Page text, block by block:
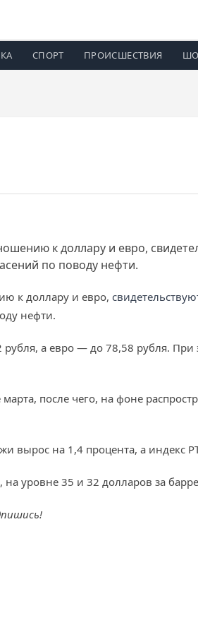
СПОРТ ПРОИСШЕСТВИЯ
к доллару и евро,
по поводу нефти.
к доллару и евро,
нефти.
а евро — до 78,58 рубля. При
после чего, на фоне
вырос на 1,4 процента, а индекс
на уровне 35 и 32 долларов за